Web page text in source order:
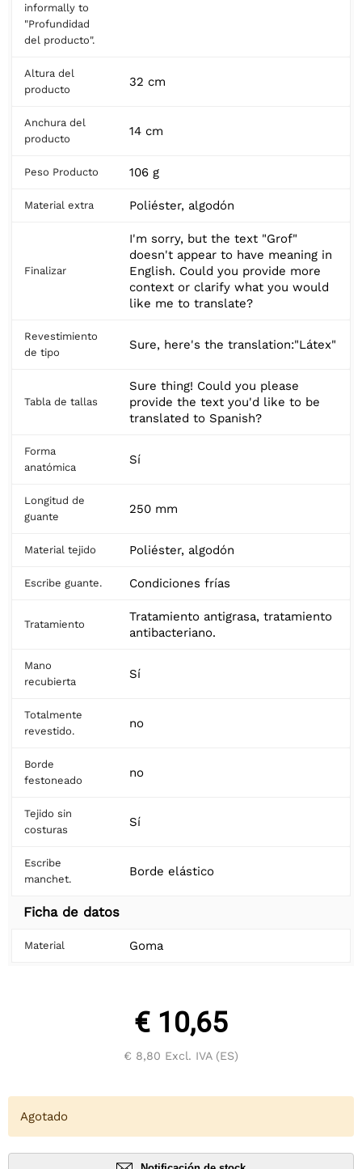
informally to
"Profundidad
del producto".
Altura del
producto
32 cm
Anchura del
producto
14 cm
Peso Producto 106 g
Material extra Poliéster, algodón
Finalizar
I'm sorry, but the text "Grof"
doesn't appear to have meaning in
English. Could you provide more
context or clarify what you would
like me to translate?
Revestimiento
de tipo
Sure, here's the translation:"Látex"
Tabla de tallas
Sure thing! Could you please
provide the text you'd like to be
translated to Spanish?
Forma
anatómica
Sí
Longitud de
guante
250 mm
Material tejido Poliéster, algodón
Escribe guante. Condiciones frías
Tratamiento
Tratamiento antigrasa, tratamiento
antibacteriano.
Mano
recubierta
Sí
Totalmente
revestido.
no
Borde
festoneado
no
Tejido sin
costuras
Sí
Escribe
manchet.
Borde elástico
Ficha de datos
Material Goma
€ 10,65
€ 8,80 Excl. IVA (ES)
Agotado